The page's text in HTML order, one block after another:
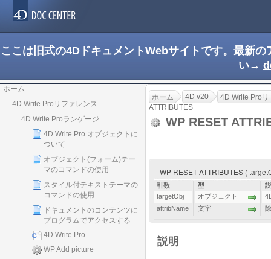
ここは旧式の4DドキュメントWebサイトです。最新
い→
ホーム
4D Write Proリファレンス
4D Write Proランゲージ
4D Write Pro オブジェクトに
ついて
オブジェクト(フォーム)テー
マのコマンドの使用
スタイル付テキストテーマの
コマンドの使用
ドキュメントのコンテンツに
プログラムでアクセスする
4D Write Pro
WP Add picture
ホーム 4D v20
4D Write Pro
ATTRIBUTES
WP RESET
WP RESET ATTRIBUTES (
引数 型
targetObj
オブジェクト
attribName
文字
説明